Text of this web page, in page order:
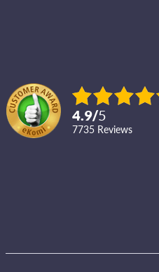
4.9/5
7735 reviews